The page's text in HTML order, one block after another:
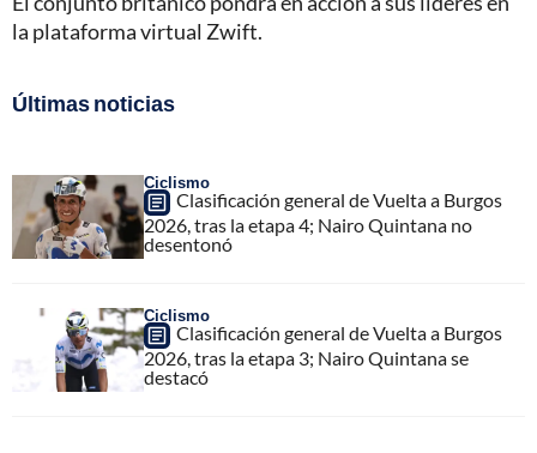
la plataforma virtual Zwift.
Últimas noticias
Ciclismo
Clasificación general de Vuelta a Burgos
2026, tras la etapa 4; Nairo Quintana no
desentonó
Ciclismo
Clasificación general de Vuelta a Burgos
2026, tras la etapa 3; Nairo Quintana se
destacó